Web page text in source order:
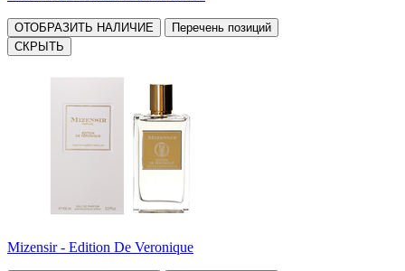
ОТОБРАЗИТЬ НАЛИЧИЕ
Перечень позиций
СКРЫТЬ
Mizensir - Edition De Veronique